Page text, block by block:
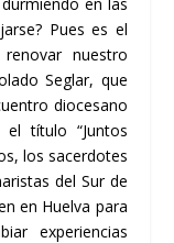
Pues es el
nuestro
Seglar, que
diocesano
título “Juntos
los sacerdotes
del Sur de
en Huelva para
experiencias